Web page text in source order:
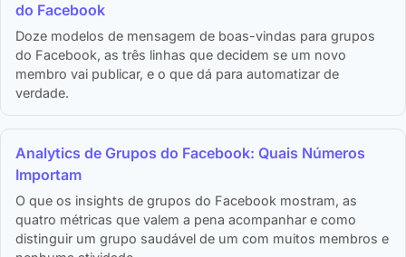
do Facebook
Doze modelos de mensagem de boas-vindas para grupos
do Facebook, as três linhas que decidem se um novo
membro vai publicar, e o que dá para automatizar de
verdade.
Analytics de Grupos do Facebook: Quais Números
Importam
O que os insights de grupos do Facebook mostram, as
quatro métricas que valem a pena acompanhar e como
distinguir um grupo saudável de um com muitos membros e